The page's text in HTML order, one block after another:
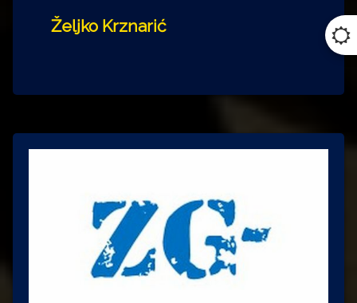
Željko Krznarić